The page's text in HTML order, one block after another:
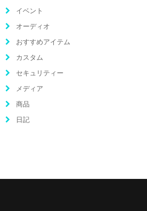
イベント
オーディオ
おすすめアイテム
カスタム
セキュリティー
メディア
商品
日記